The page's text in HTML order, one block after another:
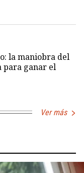
la maniobra del
para ganar el
Ver más